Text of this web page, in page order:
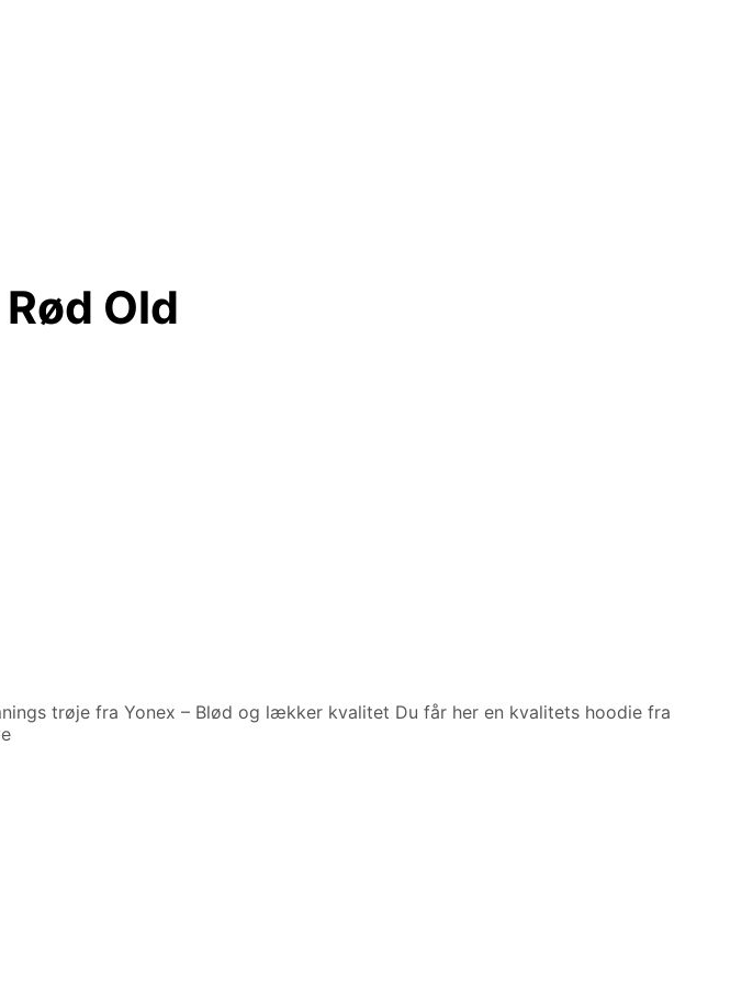
Old
trøje fra Yonex – Blød og lækker kvalitet Du får her en kvalitets hoodie fra